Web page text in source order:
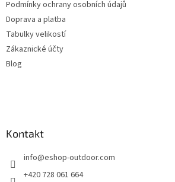
Podmínky ochrany osobních údajů
Doprava a platba
Tabulky velikostí
Zákaznické účty
Blog
Kontakt
info@eshop-outdoor.com
+420 728 061 664